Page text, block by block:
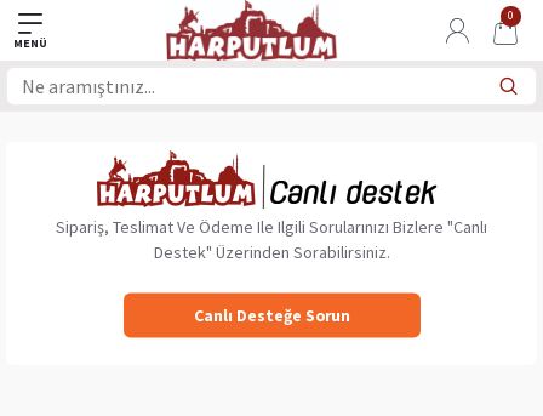
0
Sipariş, Teslimat Ve Ödeme Ile Ilgili Sorularınızı Bizlere "Canlı
Destek" Üzerinden Sorabilirsiniz.
Canlı Desteğe Sorun